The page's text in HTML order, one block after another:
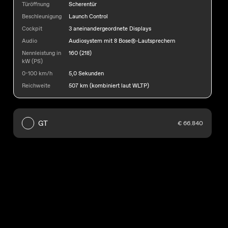
Türöffnung
Scherentür
Beschleunigung
Launch Control
Cockpit
3 aneinandergeordnete Displays
Audio
Audiosystem mit 8 Bose®-Lautsprechern
Nennleistung in
kW (PS)
160 (218)
0-100 km/h
5,0 Sekunden
Reichweite
507 km (kombiniert laut WLTP)
GT € 66.840